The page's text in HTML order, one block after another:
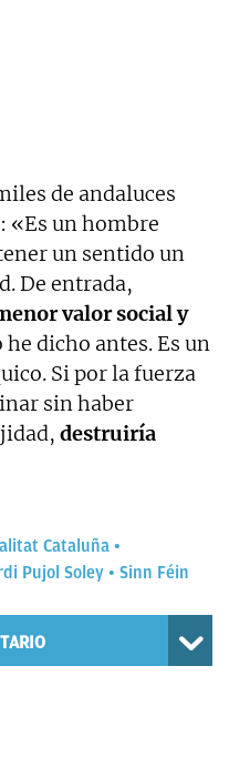
de andaluces
«Es un hombre
un sentido un
De entrada,
valor social y
he dicho antes. Es un
Si por la fuerza
sin haber
destruiría
Cataluña
Pujol Soley Sinn Féin